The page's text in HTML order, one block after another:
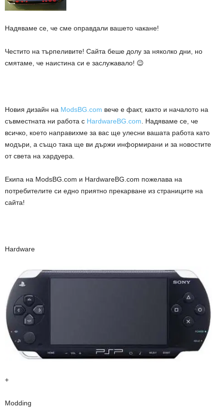
Надяваме се, че сме оправдали вашето чакане!
Честито на търпеливите! Сайта беше долу за няколко дни, но
смятаме, че наистина си е заслужавало! 😉
Новия дизайн на ModsBG.com вече е факт, както и началото на
съвместната ни работа с HardwareBG.com . Надяваме се, че
всичко, което направихме за вас ще улесни вашата работа като
модъри, а също така ще ви държи информирани и за новостите
от света на хардуера.
Екипа на ModsBG.com и HardwareBG.com пожелава на
потребителите си едно приятно прекарване из страниците на
сайта!
Hardware
+
Modding